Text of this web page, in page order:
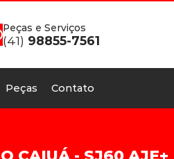
Peças e Serviços
(41) 98855-7561
Peças Contato